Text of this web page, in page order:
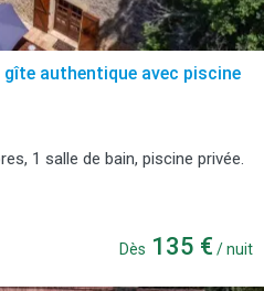
authentique avec piscine
1 salle de bain, piscine privée.
Dès 135 € / nuit